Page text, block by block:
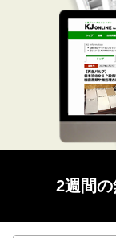
2週間